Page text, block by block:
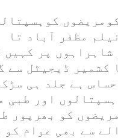
مظفر آباد تا
پر کہیں
کشمیر ڈیجیٹل سے
ہے جلد ہی
اور طبی
کو بھرپور
سے بھی عوام کو